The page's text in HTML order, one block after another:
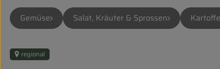
Gemüse Salat, Kräuter & Sprossen
regional